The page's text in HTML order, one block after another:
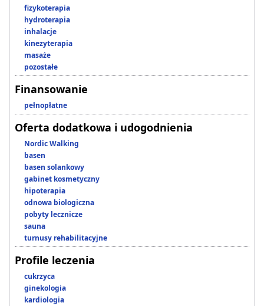
fizykoterapia
hydroterapia
inhalacje
kinezyterapia
masaże
pozostałe
Finansowanie
pełnopłatne
Oferta dodatkowa i udogodnienia
Nordic Walking
basen
basen solankowy
gabinet kosmetyczny
hipoterapia
odnowa biologiczna
pobyty lecznicze
sauna
turnusy rehabilitacyjne
Profile leczenia
cukrzyca
ginekologia
kardiologia